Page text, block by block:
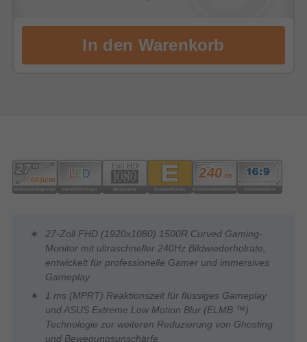
27-Zoll FHD (1920x1080) 1500R Curved Gaming-
Monitor mit ultraschneller 240Hz Bildwiederholrate,
entwickelt für professionelle Gamer und immersives
Gameplay
1 ms (MPRT) Reaktionszeit für flüssiges Gameplay
und ASUS Extreme Low Motion Blur (ELMB ™)
Technologie zur weiteren Reduzierung von Ghosting
und Bewegungsunschärfe